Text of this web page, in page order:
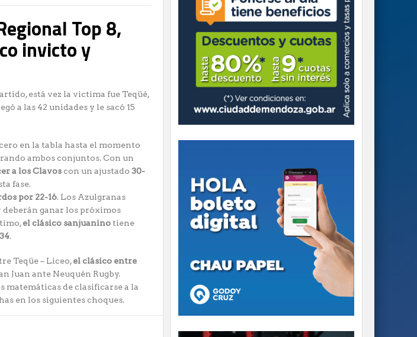
Top 8,
invicto y
está vez la victima fue Teqüé,
a las 42 unidades y le sacó 15
en la tabla hasta el momento
ambos conjuntos. Con un
a los Clavoscon un ajustado 30-
fase.
por 22-16. Los Azulgranas
ganar los próximos
el clásico sanjuaninotiene
.
Teqüe – Liceo,el clásico entre
Juan ante Neuquén Rugby.
matemáticas de clasificarse a la
en los siguientes choques.